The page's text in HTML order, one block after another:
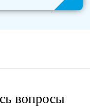
вопросы